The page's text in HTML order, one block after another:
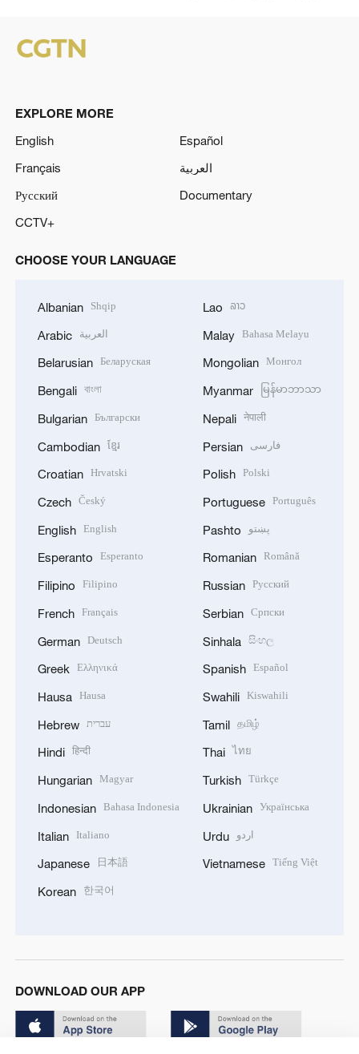
EXPLORE MORE
English
Español
Français
العربية
Русский
Documentary
CCTV+
CHOOSE YOUR LANGUAGE
Albanian Shqip
Arabic العربية
Belarusian Беларуская
Bengali বাংলা
Bulgarian Български
Cambodian ខ្មែរ
Croatian Hrvatski
Czech Český
English English
Esperanto Esperanto
Filipino Filipino
French Français
German Deutsch
Greek Ελληνικά
Hausa Hausa
Hebrew עברית
Hindi हिन्दी
Hungarian Magyar
Indonesian Bahasa Indonesia
Italian Italiano
Japanese 日本語
Korean 한국어
Lao ລາວ
Malay Bahasa Melayu
Mongolian Монгол
Myanmar မြန်မာဘာသာ
Nepali नेपाली
Persian فارسی
Polish Polski
Portuguese Português
Pashto پښتو
Romanian Română
Russian Русский
Serbian Српски
Sinhala සිංහල
Spanish Español
Swahili Kiswahili
Tamil தமிழ்
Thai ไทย
Turkish Türkçe
Ukrainian Українська
Urdu اردو
Vietnamese Tiếng Việt
DOWNLOAD OUR APP